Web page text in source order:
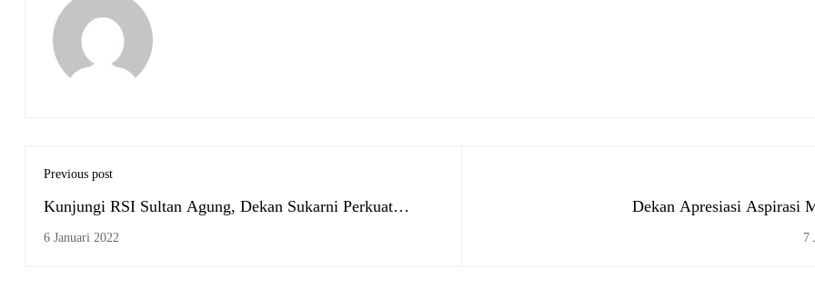
Previous post
Kunjungi RSI Sultan Agung, Dekan Sukarni Perkuat
Tridarma Perguruan Tinggi
6 Januari 2022
Dekan Apresiasi Aspirasi
7